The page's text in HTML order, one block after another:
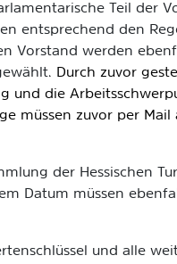
Teil der
entsprechend den
Vorstand werden
Durch zuvor
und die
müssen zuvor per
der Hessischen
Datum müssen
und alle